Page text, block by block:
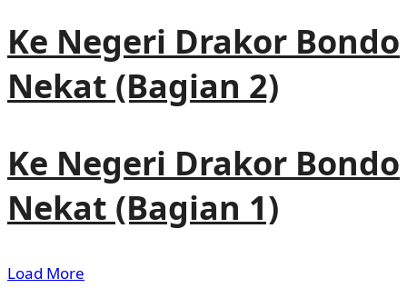
Ke Negeri Drakor Bondo
Nekat (Bagian 2)
Ke Negeri Drakor Bondo
Nekat (Bagian 1)
Load More